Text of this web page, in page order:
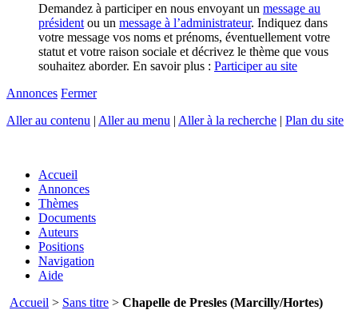
Demandez à participer en nous envoyant un message au
président ou un message à l’administrateur. Indiquez dans
votre message vos noms et prénoms, éventuellement votre
statut et votre raison sociale et décrivez le thème que vous
souhaitez aborder. En savoir plus : Participer au site
Annonces Fermer
Aller au contenu | Aller au menu | Aller à la recherche | Plan du site
Accueil
Annonces
Thèmes
Documents
Auteurs
Positions
Navigation
Aide
Accueil > Sans titre > Chapelle de Presles (Marcilly/Hortes)